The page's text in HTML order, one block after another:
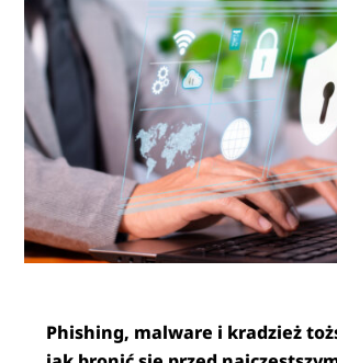
Phishing, malware i kradzież